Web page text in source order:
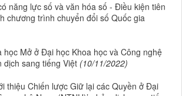
năng lực số và văn hóa số - Điều kiện tiên
chương trình chuyển đổi số Quốc gia
học Mở ở Đại học Khoa học và Công nghệ
dịch sang tiếng Việt (10/11/2022)
thiệu Chiến lược Giữ lại các Quyền ở Đại